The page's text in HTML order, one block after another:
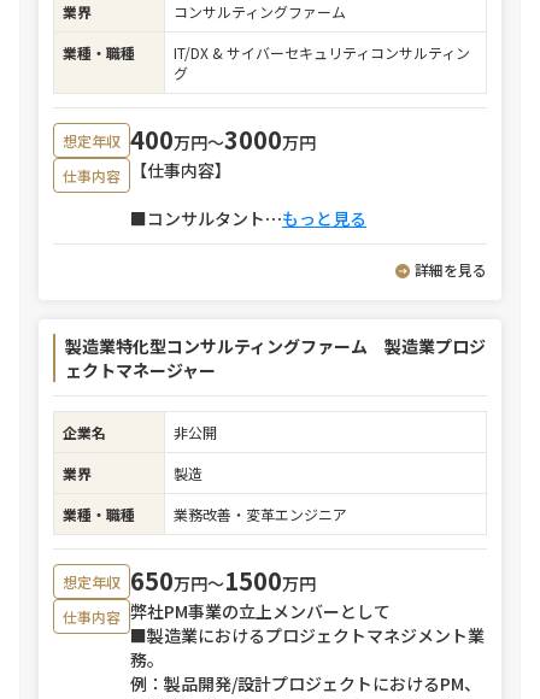
業界
コンサルティングファーム
業種・職種
IT/DX & サイバーセキュリティコンサルティン
グ
想定年収 400万円〜3000万円
仕事内容
【仕事内容】
■コンサルタント⋯もっと見る
詳細を見る
製造業特化型コンサルティングファーム 製造業プロジ
ェクトマネージャー
企業名
非公開
業界
製造
業種・職種
業務改善・変革エンジニア
想定年収 650万円〜1500万円
仕事内容 弊社PM事業の立上メンバーとして
■製造業におけるプロジェクトマネジメント業
務。
例：製品開発/設計プロジェクトにおけるPM、